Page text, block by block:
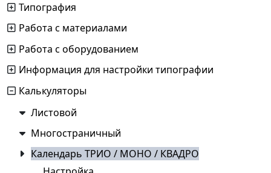
Типография
Работа с материалами
Работа с оборудованием
Информация для настройки типографии
Калькуляторы
Листовой
Многостраничный
Календарь ТРИО / МОНО / КВАДРО